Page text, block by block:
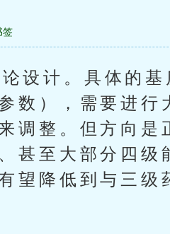
签
设计。具体的基
数），需要进行
调整。但方向是
甚至大部分四级
望降低到与三级